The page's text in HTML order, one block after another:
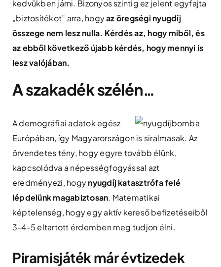
kedvükben járni. Bizonyos szintig ez jelent egyfajta
„biztosítékot” arra, hogyaz öregségi nyugdíj
összege nem lesz nulla. Kérdés az, hogy miből, és
az ebből következő újabb kérdés, hogy mennyi is
lesz valójában.
A szakadék szélén…
A demográfiai adatok egész
Európában, így Magyarországon is siralmasak. Az
örvendetes tény, hogy egyre tovább élünk,
kapcsolódva a népességfogyással azt
eredményezi, hogynyugdíj katasztrófa felé
lépdelünk magabiztosan. Matematikai
képtelenség, hogy egy aktív kereső befizetéseiből
3-4-5 eltartott érdemben meg tudjon élni.
Piramisjáték már évtizedek